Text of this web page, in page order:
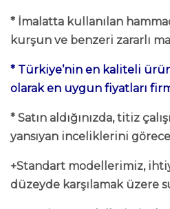
* İmalatta kullanılan
kurşun ve benzeri zararlı
* Türkiye’nin en kaliteli
olarak en uygun fiyatları
* Satın aldığınızda, titiz
yansıyan inceliklerini
+Standart modellerimiz,
düzeyde karşılamak üzere